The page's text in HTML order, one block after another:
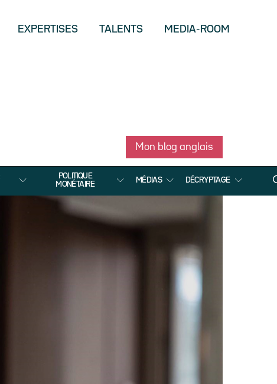
EXPERTISES TALENTS MEDIA-ROOM
Mon blog anglais
POLITIQUE
MONÉTAIRE
MÉDIAS DÉCRYPTAGE